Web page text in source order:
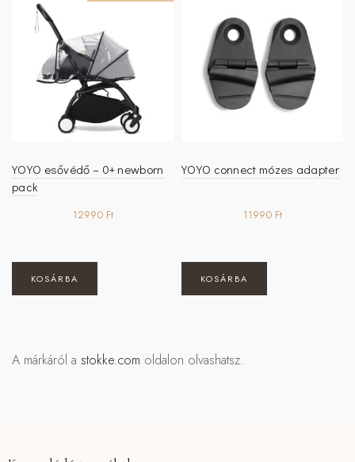
YOYO esővédő – 0+ newborn
pack
12990 Ft
KOSÁRBA
YOYO connect mózes adapter
11990 Ft
KOSÁRBA
A márkáról a stokke.com oldalon olvashatsz.